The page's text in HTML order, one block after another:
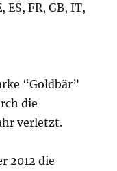
, ES, FR, GB, IT,
“Goldbär”
die
verletzt.
2012 die